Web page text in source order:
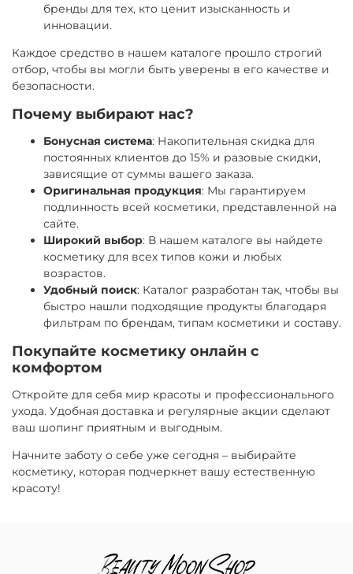
бренды для тех, кто ценит изысканность и
инновации.
Каждое средство в нашем каталоге прошло строгий
отбор, чтобы вы могли быть уверены в его качестве и
безопасности.
Почему выбирают нас?
Бонусная система: Накопительная скидка для
постоянных клиентов до 15% и разовые скидки,
зависящие от суммы вашего заказа.
Оригинальная продукция: Мы гарантируем
подлинность всей косметики, представленной на
сайте.
Широкий выбор: В нашем каталоге вы найдете
косметику для всех типов кожи и любых
возрастов.
Удобный поиск: Каталог разработан так, чтобы вы
быстро нашли подходящие продукты благодаря
фильтрам по брендам, типам косметики и составу.
Покупайте косметику онлайн с
комфортом
Откройте для себя мир красоты и профессионального
ухода. Удобная доставка и регулярные акции сделают
ваш шопинг приятным и выгодным.
Начните заботу о себе уже сегодня – выбирайте
косметику, которая подчеркнет вашу естественную
красоту!